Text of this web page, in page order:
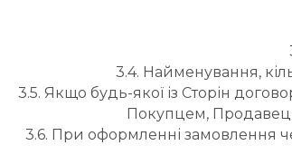
3.4. Найменування,
3.5. Якщо будь-якої із Сторін
Покупцем, Продавець
3.6. При оформленні замовлення